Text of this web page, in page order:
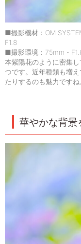
■撮影機材：OM
F1.8
■撮影環境：75mm・
本紫陽花のように密集
つです。近年種類も増
たりするのも魅力ですね
華やかな背景